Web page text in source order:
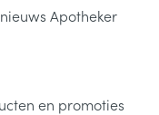
Apotheker
en promoties